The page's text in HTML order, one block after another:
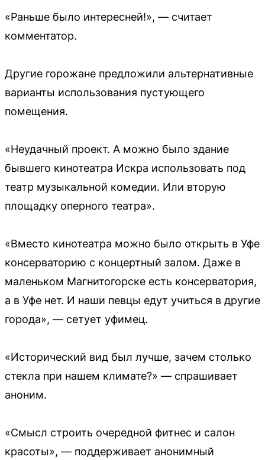
«Раньше было интересней!», — считает
комментатор.
Другие горожане предложили альтернативные
варианты использования пустующего
помещения.
«Неудачный проект. А можно было здание
бывшего кинотеатра Искра использовать под
театр музыкальной комедии. Или вторую
площадку оперного театра».
«Вместо кинотеатра можно было открыть в Уфе
консерваторию с концертный залом. Даже в
маленьком Магнитогорске есть консерватория,
а в Уфе нет. И наши певцы едут учиться в другие
города», — сетует уфимец.
«Исторический вид был лучше, зачем столько
стекла при нашем климате?» — спрашивает
аноним.
«Смысл строить очередной фитнес и салон
красоты», — поддерживает анонимный